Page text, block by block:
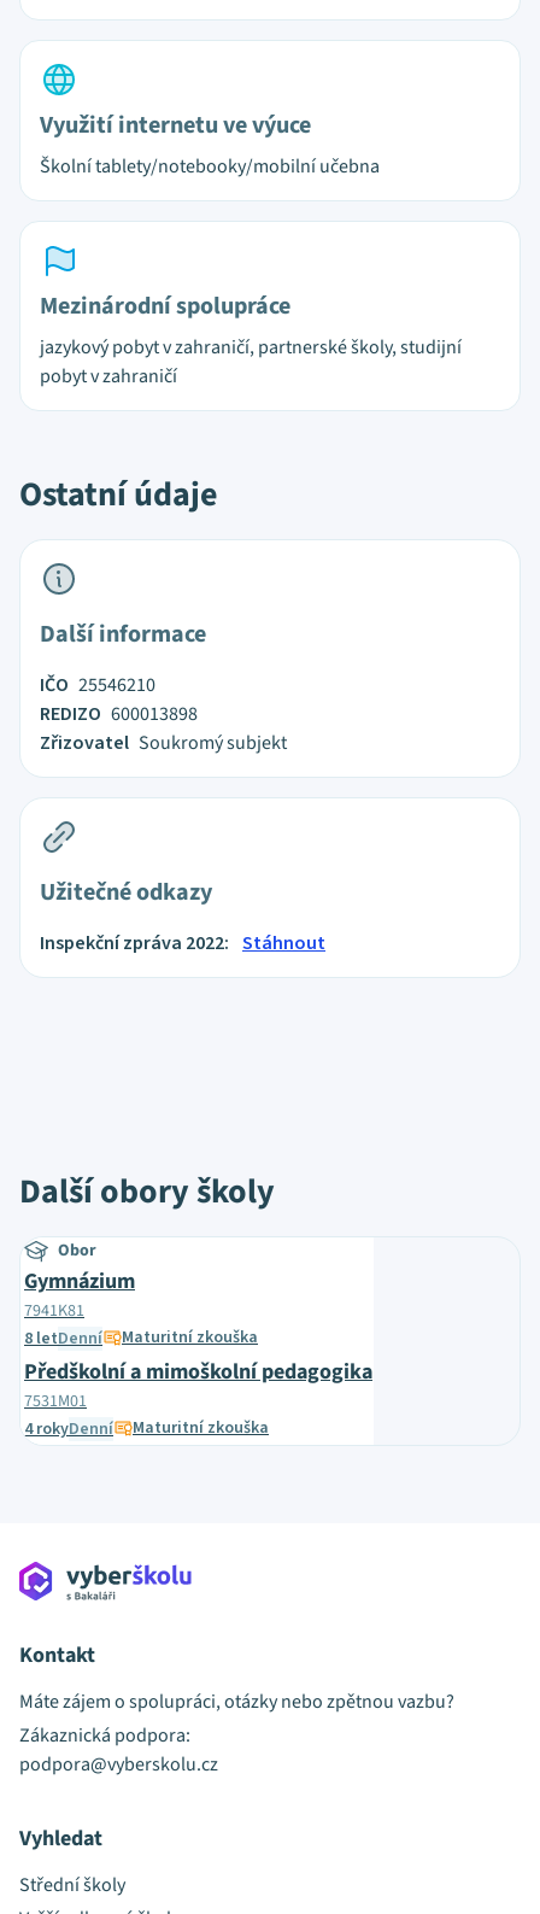
Využití internetu ve výuce
Školní tablety/notebooky/mobilní učebna
Mezinárodní spolupráce
jazykový pobyt v zahraničí, partnerské školy, studijní
pobyt v zahraničí
Ostatní údaje
Další informace
IČO 25546210
REDIZO 600013898
Zřizovatel Soukromý subjekt
Užitečné odkazy
Inspekční zpráva 2022: Stáhnout
Další obory školy
Obor
Gymnázium
7941K81
8 letDenní Maturitní zkouška
Předškolní a mimoškolní pedagogika
7531M01
4 rokyDenní Maturitní zkouška
Kontakt
Máte zájem o spolupráci, otázky nebo zpětnou vazbu?
Zákaznická podpora:
podpora@vyberskolu.cz
Vyhledat
Střední školy